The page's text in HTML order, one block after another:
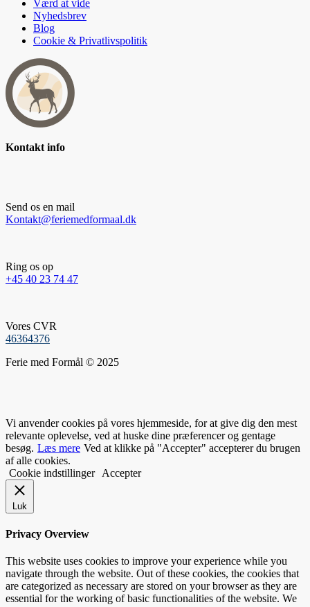
Værd at vide
Nyhedsbrev
Blog
Cookie & Privatlivspolitik
Kontakt info
Send os en mail
Kontakt@feriemedformaal.dk
Ring os op
+45 40 23 74 47
Vores CVR
46364376
Ferie med Formål © 2025
Vi anvender cookies på vores hjemmeside, for at give dig den mest
relevante oplevelse, ved at huske dine præferencer og gentage
besøg. Læs mere Ved at klikke på "Accepter" accepterer du brugen
af alle cookies.
Cookie indstillinger
Accepter
Luk
Privacy Overview
This website uses cookies to improve your experience while you
navigate through the website. Out of these cookies, the cookies that
are categorized as necessary are stored on your browser as they are
essential for the working of basic functionalities of the website. We